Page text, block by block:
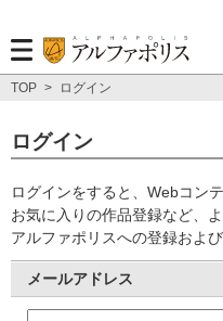
TOP > ログイン
ログイン
ログインをすると、Webコン
お気に入りの作品登録など、
アルファポリスへの登録およ
メールアドレス